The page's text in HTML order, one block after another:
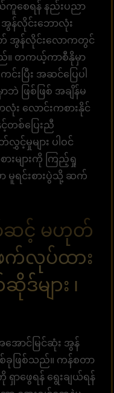
ကူစေရန် နည်းပညာ
န်လိုင်းဘောလုံး
တ် အွန်လိုင်းလောကတွင်
။ တကယ့်ကာစီနိုမှာ
းပြီး အဆင်ပြေပါ
ဘဲ ဖြစ်ဖြစ် အချိန်မ
း လောင်းကစားနိုင်
င့်တစ်ပြေးညီ
င့်မှုများ ပါဝင်
းများကို ကြည့်ရှု
ာ မူရင်းစားပွဲသို့ ဆက်
စ်ဆင့် မဟုတ်
လုပ်ထား
များ ၊
ောင်မြင်ဆုံး အွန်
ဖြစ်သည်။ ကန်စတာ
ာဖွေရန် ရွေးချယ်ရန်